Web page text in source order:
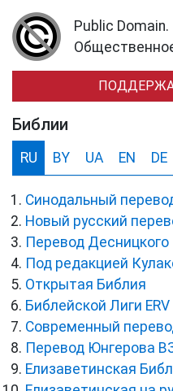
Public Domain.
Библии
RU BY UA EN DE
Синодальный
Новый русский
Перевод Десницкого
Под редакцией
Открытая Библия
Библейской Лиги ERV
Cовременный
Перевод Юнгерова
Елизаветинская